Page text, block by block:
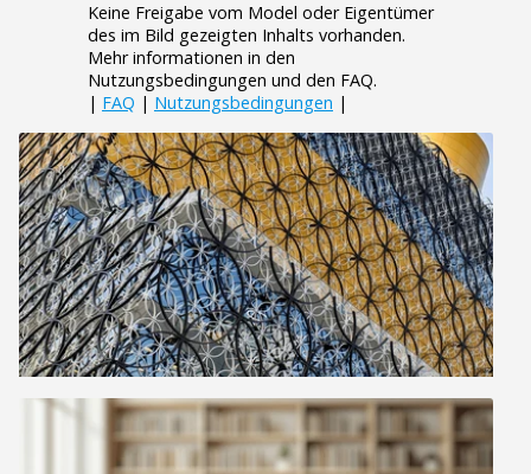
Keine Freigabe vom Model oder Eigentümer
des im Bild gezeigten Inhalts vorhanden.
Mehr informationen in den
Nutzungsbedingungen und den FAQ.
| FAQ | Nutzungsbedingungen |